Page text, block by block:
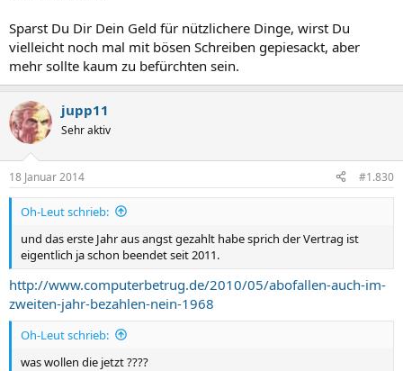
Sparst Du Dir Dein Geld für nützlichere Dinge, wirst Du
vielleicht noch mal mit bösen Schreiben gepiesackt, aber
mehr sollte kaum zu befürchten sein.
jupp11
Sehr aktiv
18 Januar 2014 #1.830
Oh-Leut schrieb:
und das erste Jahr aus angst gezahlt habe sprich der Vertrag ist
eigentlich ja schon beendet seit 2011.
http://www.computerbetrug.de/2010/05/abofallen-auch-im-
zweiten-jahr-bezahlen-nein-1968
Oh-Leut schrieb:
was wollen die jetzt ????